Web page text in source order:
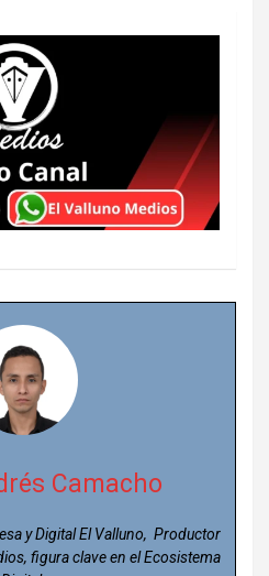
Camacho
y Digital El Valluno, Productor
figura clave en el Ecosistema